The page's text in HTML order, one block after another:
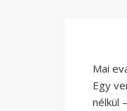
Mai
Egy
nélkül